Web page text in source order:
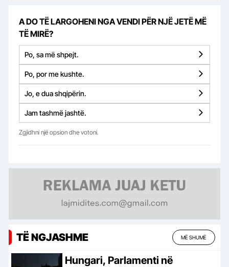
A DO TË LARGOHENI NGA VENDI PËR NJË JETË MË
TË MIRË?
Po, sa më shpejt.
Po, por me kushte.
Jo, e dua shqipërin.
Jam tashmë jashtë.
Zgjidhni një opsion dhe votoni.
TË NGJASHME MË SHUMË
Hungari, Parlamenti në